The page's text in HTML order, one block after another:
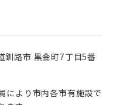
釧路市 黒金町7丁目5番
により市内各市有施設で